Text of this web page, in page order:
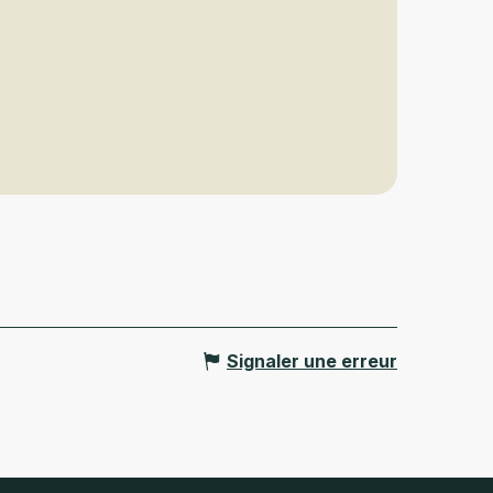
Signaler une erreur